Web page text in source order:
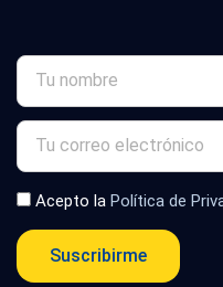
Acepto la Política de
Suscribirme